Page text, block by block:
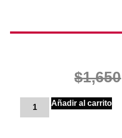
$1,650
Añadir al carrito